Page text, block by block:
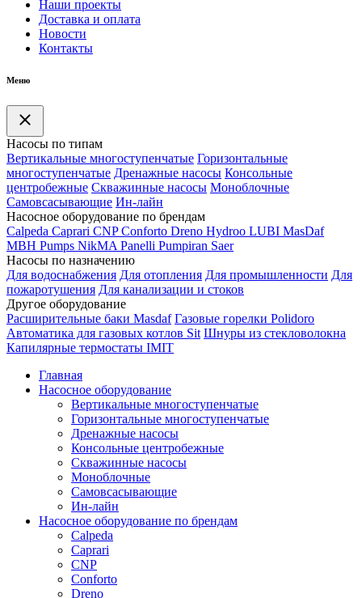
Наши проекты
Доставка и оплата
Новости
Контакты
Меню
Насосы по типам
Вертикальные многоступенчатые Горизонтальные
многоступенчатые Дренажные насосы Консольные
центробежные Скважинные насосы Моноблочные
Самовсасывающие Ин-лайн
Насосное оборудование по брендам
Calpeda Caprari CNP Conforto Dreno Hydroo LUBI MasDaf
MBH Pumps NikMA Panelli Pumpiran Saer
Насосы по назначению
Для водоснабжения Для отопления Для промышленности Для
пожаротушения Для канализации и стоков
Другое оборудование
Расширительные баки Masdaf Газовые горелки Polidoro
Автоматика для газовых котлов Sit Шнуры из стекловолокна
Капилярные термостаты IMIT
Главная
Насосное оборудование
Вертикальные многоступенчатые
Горизонтальные многоступенчатые
Дренажные насосы
Консольные центробежные
Скважинные насосы
Моноблочные
Самовсасывающие
Ин-лайн
Насосное оборудование по брендам
Calpeda
Caprari
CNP
Conforto
Dreno